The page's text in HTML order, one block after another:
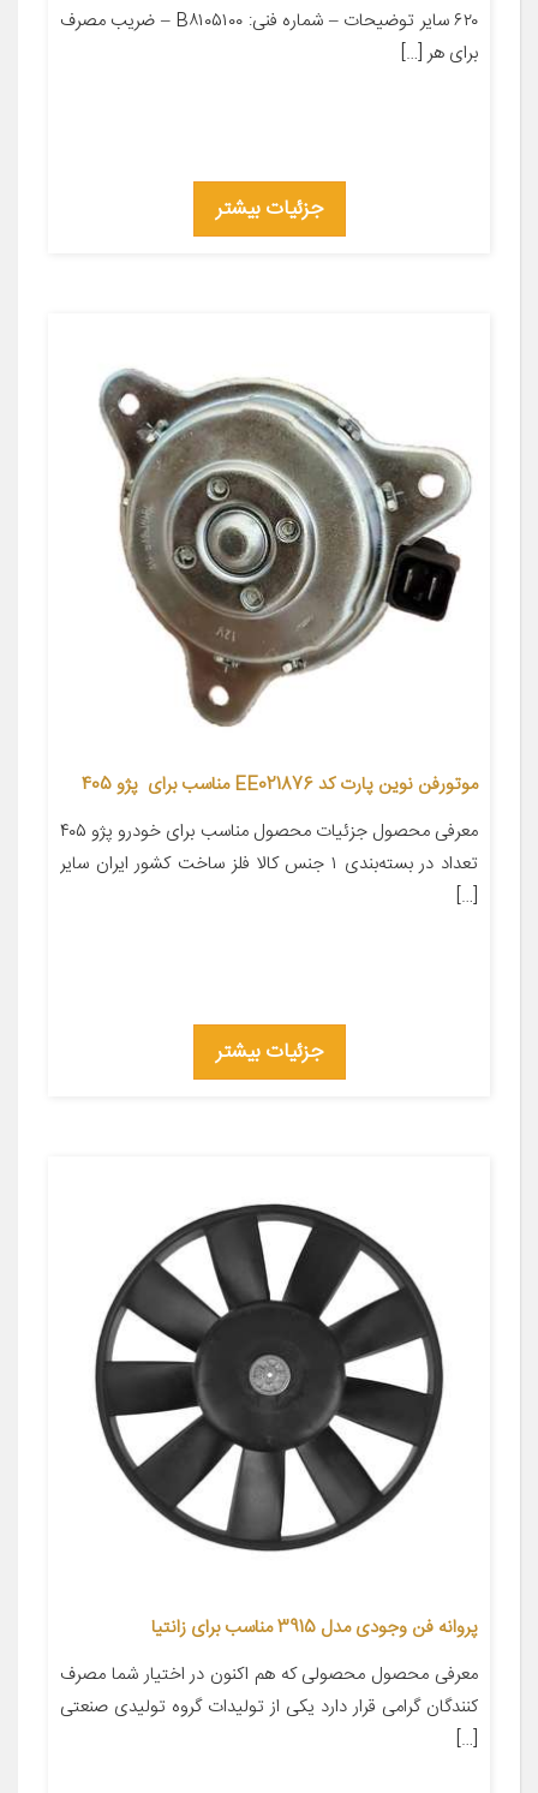
۶۲۰ سایر توضیحات – شماره فنی: B۸۱۰۵۱۰۰ – ضریب مصرف
برای هر […]
جزئیات بیشتر
موتورفن نوین پارت کد EE021876 مناسب برای پژو 405
معرفی محصول جزئیات محصول مناسب برای خودرو پژو ۴۰۵
تعداد در بسته‌بندی ۱ جنس کالا فلز ساخت کشور ایران سایر
[…]
جزئیات بیشتر
پروانه فن وجودی مدل 3915 مناسب برای زانتیا
معرفی محصول محصولی که هم اکنون در اختیار شما مصرف
کنندگان گرامی قرار دارد یکی از تولیدات گروه تولیدی صنعتی
[…]